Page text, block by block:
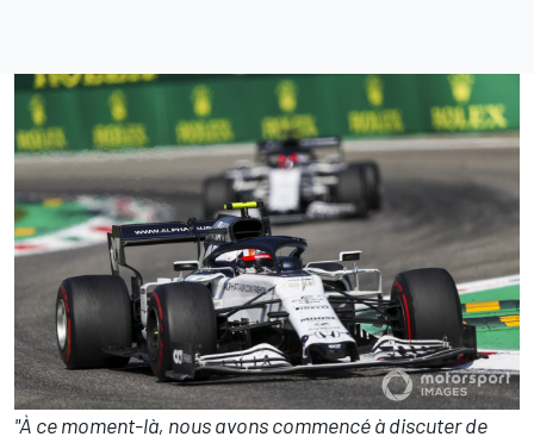
"À ce moment-là, nous avons commencé à discuter de